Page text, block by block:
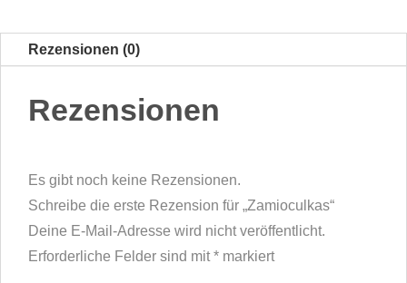
Rezensionen (0)
Rezensionen
Es gibt noch keine Rezensionen.
Schreibe die erste Rezension für „Zamioculkas“
Deine E-Mail-Adresse wird nicht veröffentlicht.
Erforderliche Felder sind mit* markiert